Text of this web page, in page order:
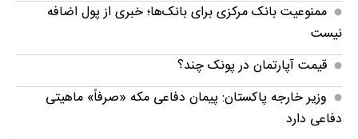
ممنوعیت بانک مرکزی برای بانک‌ها؛ خبری از پول اضافه
نیست
قیمت آپارتمان در پونک چند؟
وزیر خارجه پاکستان: پیمان دفاعی مکه «صرفاً» ماهیتی
دفاعی دارد